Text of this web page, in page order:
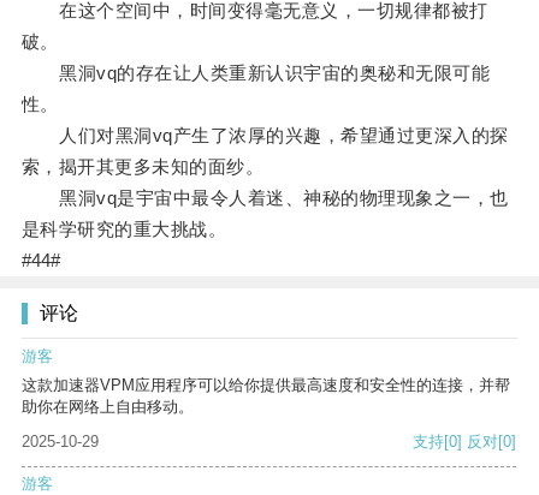
在这个空间中，时间变得毫无意义，一切规律都被打
破。
黑洞vq的存在让人类重新认识宇宙的奥秘和无限可能
性。
人们对黑洞vq产生了浓厚的兴趣，希望通过更深入的探
索，揭开其更多未知的面纱。
黑洞vq是宇宙中最令人着迷、神秘的物理现象之一，也
是科学研究的重大挑战。
#44#
评论
游客
这款加速器VPM应用程序可以给你提供最高速度和安全性的连接，并帮
助你在网络上自由移动。
2025-10-29
支持[0] 反对[0]
游客